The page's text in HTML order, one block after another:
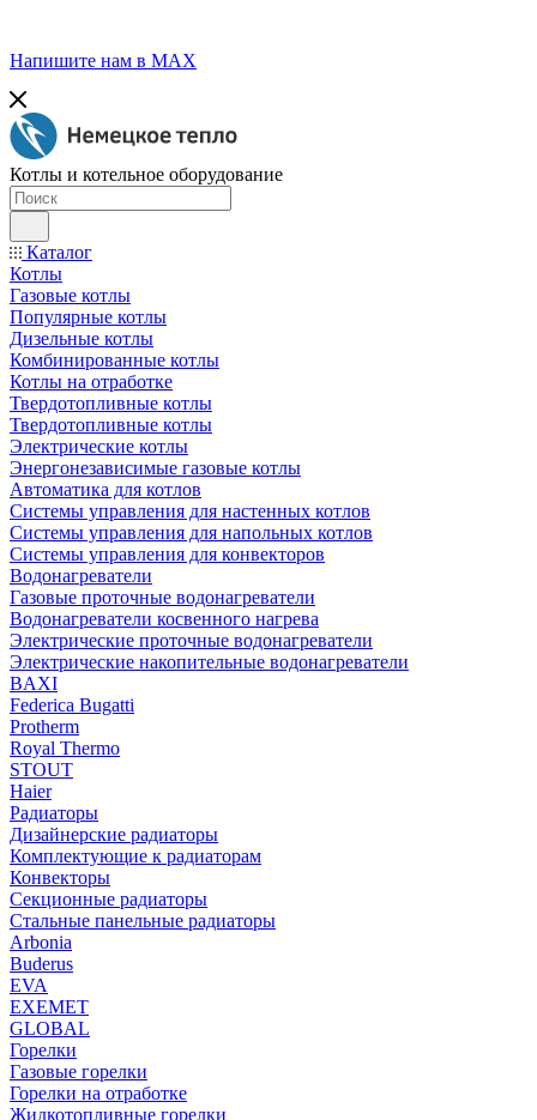
Напишите нам в МАХ
Котлы и котельное оборудование
Каталог
Котлы
Газовые котлы
Популярные котлы
Дизельные котлы
Комбинированные котлы
Котлы на отработке
Твердотопливные котлы
Твердотопливные котлы
Электрические котлы
Энергонезависимые газовые котлы
Автоматика для котлов
Системы управления для настенных котлов
Системы управления для напольных котлов
Системы управления для конвекторов
Водонагреватели
Газовые проточные водонагреватели
Водонагреватели косвенного нагрева
Электрические проточные водонагреватели
Электрические накопительные водонагреватели
BAXI
Federica Bugatti
Protherm
Royal Thermo
STOUT
Haier
Радиаторы
Дизайнерские радиаторы
Комплектующие к радиаторам
Конвекторы
Секционные радиаторы
Стальные панельные радиаторы
Arbonia
Buderus
EVA
EXEMET
GLOBAL
Горелки
Газовые горелки
Горелки на отработке
Жидкотопливные горелки